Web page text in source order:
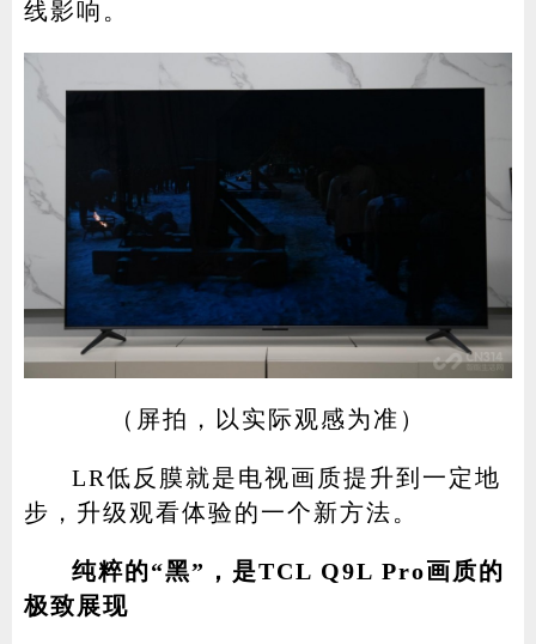
线影响。
（屏拍，以实际观感为准）
LR低反膜就是电视画质提升到一定地
步，升级观看体验的一个新方法。
纯粹的“黑”，是TCL Q9L Pro画质的
极致展现